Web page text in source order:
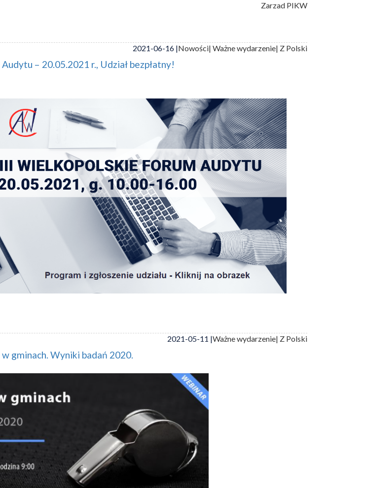
Zarzad PIKW
2021-06-16 |Nowości| Ważne wydarzenie| Z Polski
– 20.05.2021 r., Udział bezpłatny!
2021-05-11 |Ważne wydarzenie| Z Polski
gminach. Wyniki badań 2020.